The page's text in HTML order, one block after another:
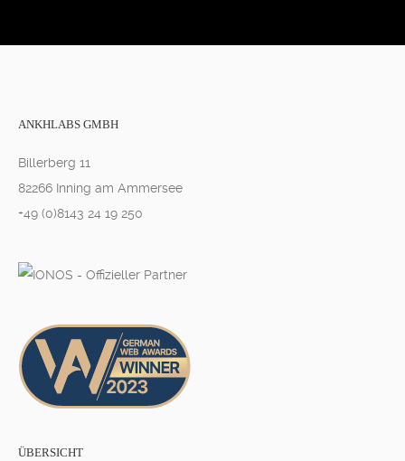
ANKHLABS GMBH
Billerberg 11
82266 Inning am Ammersee
+49 (0)8143 24 19 250
ÜBERSICHT